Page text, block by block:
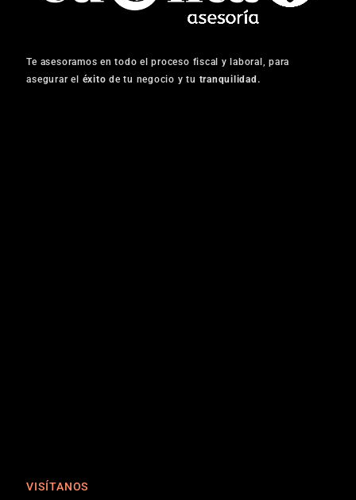
Te asesoramos en todo el proceso fiscal y laboral, para
asegurar el éxito de tu negocio y tu tranquilidad.
VISÍTANOS